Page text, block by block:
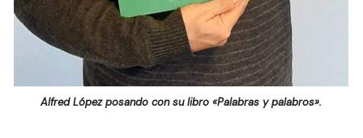
Alfred López posando con su libro «Palabras y palabros».